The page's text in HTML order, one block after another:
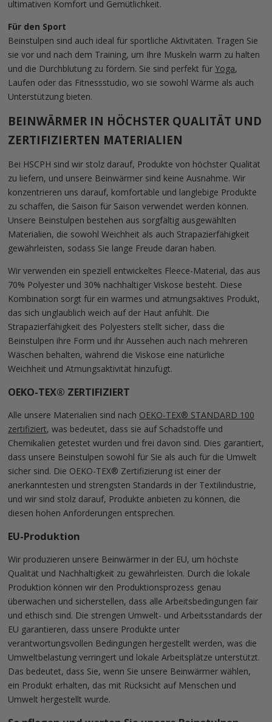
ultimativen Komfort und Gemütlichkeit.
Für den Sport
Beinstulpen sind auch ideal für sportliche Aktivitäten. Tragen Sie
sie vor und nach dem Training, um Ihre Muskeln warm zu halten
und die Durchblutung zu fördern. Sie sind perfekt für Yoga,
Laufen oder das Fitnessstudio, wo sie sowohl Wärme als auch
Unterstützung bieten.
BEINWÄRMER IN HÖCHSTER QUALITÄT UND
ZERTIFIZIERTEN MATERIALIEN
Bei HSCPH sind wir stolz darauf, Produkte von höchster Qualität
zu liefern, und unsere Beinwärmer sind keine Ausnahme. Wir
konzentrieren uns darauf, komfortable und langlebige Produkte
zu schaffen, die Saison für Saison verwendet werden können.
Unsere Beinstulpen bestehen aus sorgfältig ausgewählten
Materialien, die sowohl Weichheit als auch Strapazierfähigkeit
gewährleisten, sodass Sie lange Freude daran haben.
Wir verwenden ein speziell entwickeltes Fleece-Material, das aus
70% Polyester und 30% nachhaltiger Viskose besteht. Diese
Kombination sorgt für ein warmes und atmungsaktives Produkt,
das sich unglaublich weich auf der Haut anfühlt. Die
Strapazierfähigkeit des Polyesters stellt sicher, dass die
Beinstulpen ihre Form und ihr Aussehen auch nach mehreren
Wäschen behalten, während die Viskose eine natürliche
Weichheit und Atmungsaktivität hinzufügt.
OEKO-TEX® ZERTIFIZIERT
Alle unsere Materialien sind nach OEKO-TEX® STANDARD 100
zertifiziert, was bedeutet, dass sie auf Schadstoffe und
Chemikalien getestet wurden und frei davon sind. Dies garantiert,
dass unsere Beinstulpen sowohl für Sie als auch für die Umwelt
sicher sind. Die OEKO-TEX® Zertifizierung ist einer der
anerkanntesten und strengsten Standards in der Textilindustrie,
und wir sind stolz darauf, Produkte anbieten zu können, die
diesen hohen Anforderungen entsprechen.
EU-Produktion
Wir produzieren unsere Beinwärmer in der EU, um höchste
Qualität und Nachhaltigkeit zu gewährleisten. Durch die lokale
Produktion können wir den Produktionsprozess genau
überwachen und sicherstellen, dass alle Arbeitsbedingungen fair
und ethisch sind. Die strengen Umwelt- und Arbeitsstandards der
EU garantieren, dass unsere Produkte unter
verantwortungsvollen Bedingungen hergestellt werden, was die
Umweltbelastung verringert und lokale Arbeitsplätze unterstützt.
Das bedeutet, dass Sie, wenn Sie unsere Beinwärmer wählen,
ein Produkt erhalten, das mit Rücksicht auf Menschen und
Umwelt hergestellt wurde.